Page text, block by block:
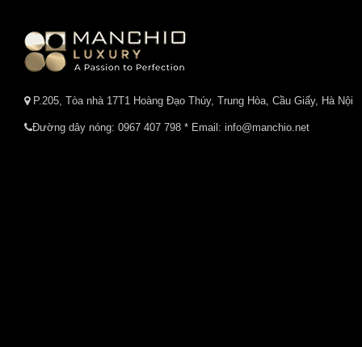
P.205, Tòa nhà 17T1 Hoàng Đạo Thúy, Trung Hòa, Cầu Giấy, Hà Nội
Đường dây nóng: 0967 407 798 * Email: info@manchio.net